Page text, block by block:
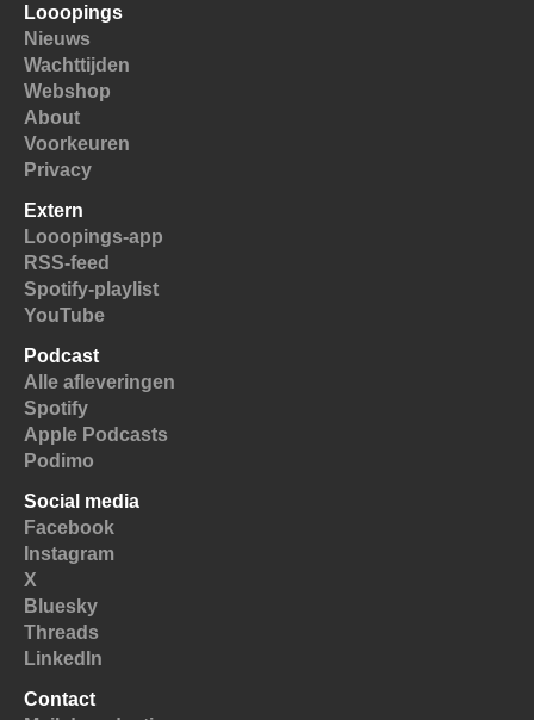
Looopings
Nieuws
Wachttijden
Webshop
About
Voorkeuren
Privacy
Extern
Looopings-app
RSS-feed
Spotify-playlist
YouTube
Podcast
Alle afleveringen
Spotify
Apple Podcasts
Podimo
Social media
Facebook
Instagram
X
Bluesky
Threads
LinkedIn
Contact